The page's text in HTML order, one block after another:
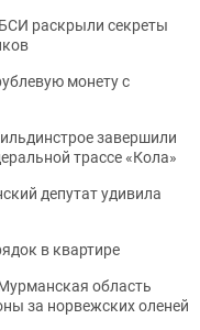
раскрыли секреты
монету с
завершили
трассе «Кола»
депутат удивила
в квартире
область
за норвежских оленей